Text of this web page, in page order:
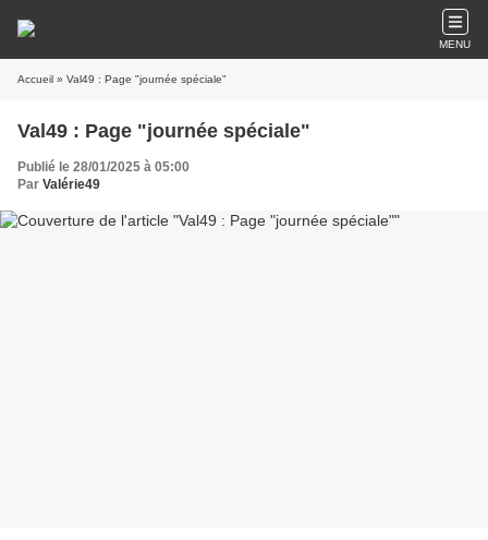
MENU
Accueil » Val49 : Page "journée spéciale"
Val49 : Page "journée spéciale"
Publié le 28/01/2025 à 05:00
Par Valérie49